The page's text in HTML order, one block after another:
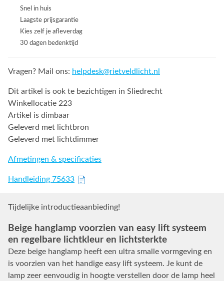
Snel in huis
Laagste prijsgarantie
Kies zelf je afleverdag
30 dagen bedenktijd
Vragen? Mail ons: helpdesk@rietveldlicht.nl
Dit artikel is ook te bezichtigen in Sliedrecht
Winkellocatie 223
Artikel is dimbaar
Geleverd met lichtbron
Geleverd met lichtdimmer
Afmetingen & specificaties
Handleiding 75633
Tijdelijke introductieaanbieding!
Beige hanglamp voorzien van easy lift systeem
en regelbare lichtkleur en lichtsterkte
Deze beige hanglamp heeft een ultra smalle vormgeving en
is voorzien van het handige easy lift systeem. Je kunt de
lamp zeer eenvoudig in hoogte verstellen door de lamp heel